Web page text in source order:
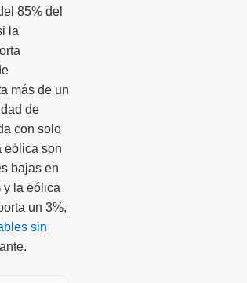
85% del
la
más de un
de
con solo
eólica son
bajas en
y la eólica
un 3%,
sin